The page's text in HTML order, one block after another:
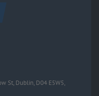
St, Dublin, D04 E5W5,